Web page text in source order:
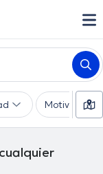
Motivo de